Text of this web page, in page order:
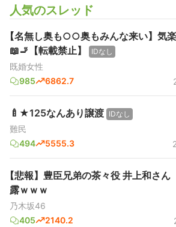
人気のスレッド
【名無し奥も○○奥もみんな来い】気
📖🚬【転載禁止】
IDなし
既婚女性
985
6862.7
🍼★125なんあり譲渡 IDなし
難民
494
5555.3
【悲報】豊臣兄弟の茶々役 井上和さ
露ｗｗｗ
乃木坂46
405
2140.2